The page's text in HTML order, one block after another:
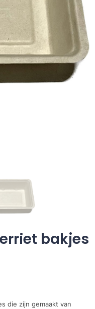
bakjes
die zijn gemaakt van